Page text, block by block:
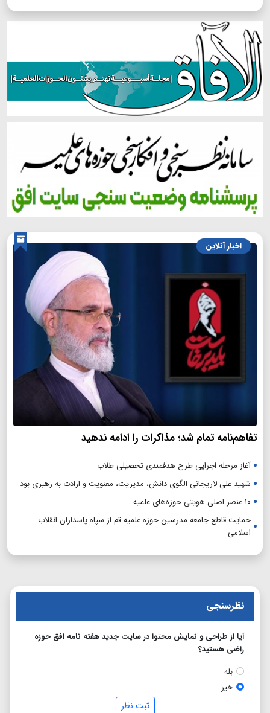
اخبار آنلاین
تفاهم‌نامه تمام شد؛ مذاکرات را ادامه ندهید
آغاز مرحله اجرایی طرح هدفمندی تحصیلی طلاب
شهید علی لاریجانی الگوی دانش، مدیریت، معنویت و ارادت به رهبری بود
۱۰ عنصر اصلی هویتی حوزه‌های علمیه
حمایت قاطع جامعه مدرسین حوزه علمیه قم از سپاه پاسداران انقلاب
اسلامی
نظرسنجی
آیا از طراحی و نمایش محتوا در سایت جدید هفته نامه افق حوزه
راضی هستید؟
بله
خیر
ثبت نظر